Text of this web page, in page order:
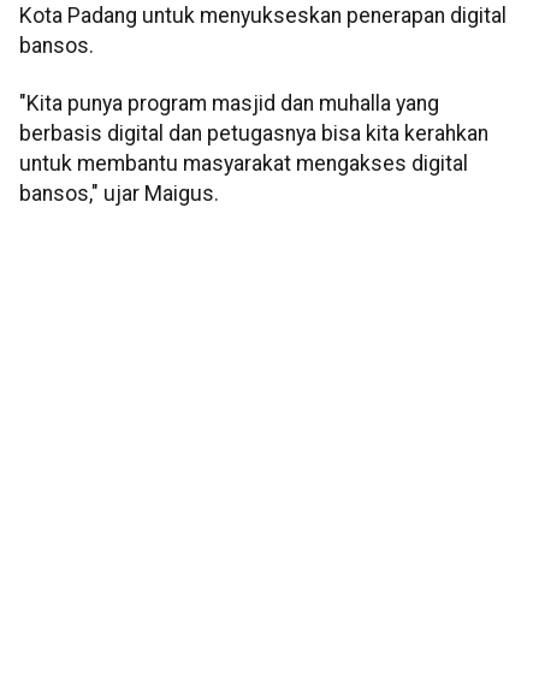
Kota Padang untuk menyukseskan penerapan digital
bansos.
"Kita punya program masjid dan muhalla yang
berbasis digital dan petugasnya bisa kita kerahkan
untuk membantu masyarakat mengakses digital
bansos," ujar Maigus.